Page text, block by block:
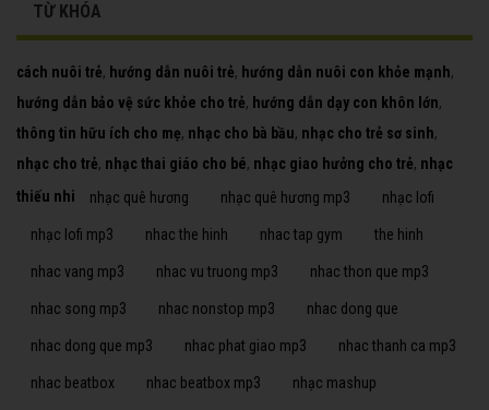
TỪ KHÓA
cách nuôi trẻ, hướng dẫn nuôi trẻ, hướng dẫn nuôi con khỏe mạnh,
hướng dẫn bảo vệ sức khỏe cho trẻ, hướng dẫn dạy con khôn lớn,
thông tin hữu ích cho mẹ, nhạc cho bà bầu, nhạc cho trẻ sơ sinh,
nhạc cho trẻ, nhạc thai giáo cho bé, nhạc giao hưởng cho trẻ, nhạc
thiếu nhi
nhạc quê hương nhạc quê hương mp3 nhạc lofi
nhạc lofi mp3 nhac the hinh nhac tap gym the hinh
nhac vang mp3 nhac vu truong mp3 nhac thon que mp3
nhac song mp3 nhac nonstop mp3 nhac dong que
nhac dong que mp3 nhac phat giao mp3 nhac thanh ca mp3
nhac beatbox nhac beatbox mp3 nhạc mashup